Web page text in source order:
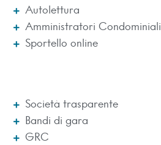
Autolettura
Amministratori Condominiali
Sportello online
Società trasparente
Bandi di gara
GRC